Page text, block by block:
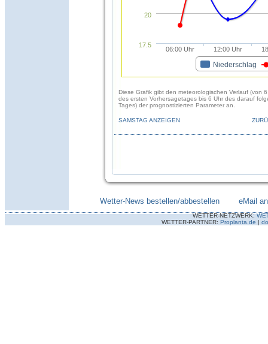
Niederschlag
06:00 Uhr 12:00 Uhr
17.5
20
Diese Grafik gibt den meteorologischen Verlauf (von
des ersten Vorhersagetages bis 6 Uhr des darauf
Tages) der prognostizierten Parameter an.
SAMSTAG ANZEIGEN
Wetter-News bestellen/abbestellen eMail
WETTER-NETZWERK:
WETTER-PARTNER: Proplanta.de |